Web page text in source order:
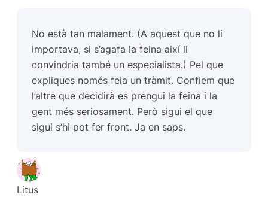
No està tan malament. (A aquest que no li
importava, si s’agafa la feina així li
convindria també un especialista.) Pel que
expliques només feia un tràmit. Confiem que
l’altre que decidirà es prengui la feina i la
gent més seriosament. Però sigui el que
sigui s’hi pot fer front. Ja en saps.
Litus